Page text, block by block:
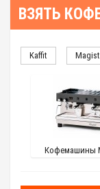
ВЗЯТЬ
Kaffit
Кофемашины